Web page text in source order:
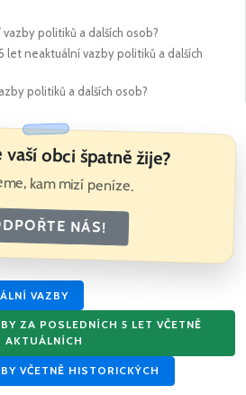
politiků a dalších osob?
let neaktuální vazby politiků a dalších
politiků a dalších osob?
obci špatně žije?
kam mizí peníze.
NÁS!
VAZBY
ZA POSLEDNÍCH 5 LET VČETNĚ
AKTUÁLNÍCH
VČETNĚ HISTORICKÝCH